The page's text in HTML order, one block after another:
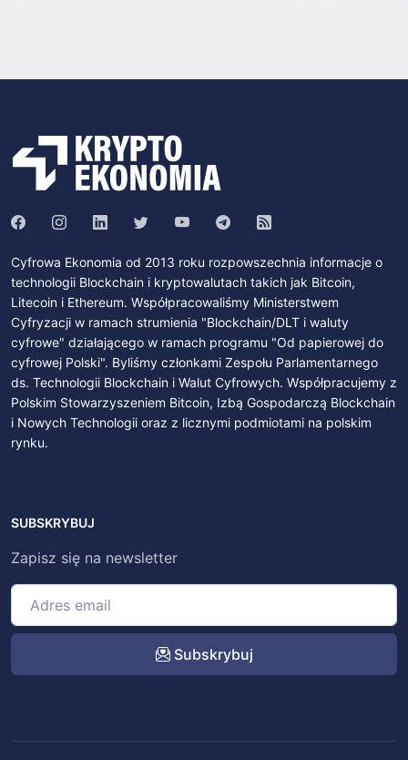
Cyfrowa Ekonomia od 2013 roku rozpowszechnia informacje o
technologii Blockchain i kryptowalutach takich jak Bitcoin,
Litecoin i Ethereum. Współpracowaliśmy Ministerstwem
Cyfryzacji w ramach strumienia "Blockchain/DLT i waluty
cyfrowe" działającego w ramach programu "Od papierowej do
cyfrowej Polski". Byliśmy członkami Zespołu Parlamentarnego
ds. Technologii Blockchain i Walut Cyfrowych. Współpracujemy z
Polskim Stowarzyszeniem Bitcoin, Izbą Gospodarczą Blockchain
i Nowych Technologii oraz z licznymi podmiotami na polskim
rynku.
SUBSKRYBUJ
Zapisz się na newsletter
Subskrybuj